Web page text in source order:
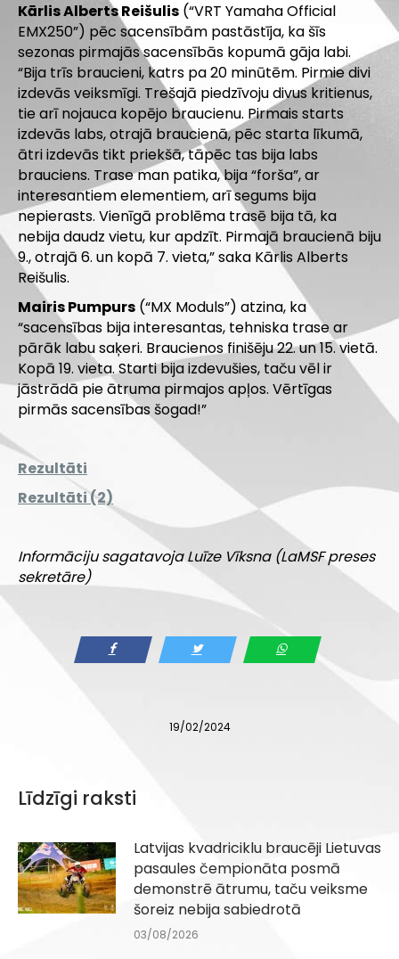
Kārlis Alberts Reišulis (“VRT Yamaha Official
EMX250”) pēc sacensībām pastāstīja, ka šīs
sezonas pirmajās sacensībās kopumā gāja labi.
“Bija trīs braucieni, katrs pa 20 minūtēm. Pirmie divi
izdevās veiksmīgi. Trešajā piedzīvoju divus kritienus,
tie arī nojauca kopējo braucienu. Pirmais starts
izdevās labs, otrajā braucienā, pēc starta līkumā,
ātri izdevās tikt priekšā, tāpēc tas bija labs
brauciens. Trase man patika, bija “forša”, ar
interesantiem elementiem, arī segums bija
nepierasts. Vienīgā problēma trasē bija tā, ka
nebija daudz vietu, kur apdzīt. Pirmajā braucienā biju
9., otrajā 6. un kopā 7. vieta,” saka Kārlis Alberts
Reišulis.
Mairis Pumpurs (“MX Moduls”) atzina, ka
“sacensības bija interesantas, tehniska trase ar
pārāk labu saķeri. Braucienos finišēju 22. un 15. vietā.
Kopā 19. vieta. Starti bija izdevušies, taču vēl ir
jāstrādā pie ātruma pirmajos apļos. Vērtīgas
pirmās sacensības šogad!”
Rezultāti
Rezultāti (2)
Informāciju sagatavoja Luīze Vīksna (LaMSF preses
sekretāre)
19/02/2024
Līdzīgi raksti
Latvijas kvadriciklu braucēji Lietuvas
pasaules čempionāta posmā
demonstrē ātrumu, taču veiksme
šoreiz nebija sabiedrotā
03/08/2026